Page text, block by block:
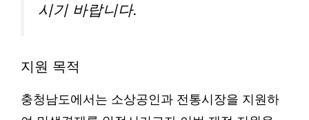
시기 바랍니다.
지원 목적
충청남도에서는 소상공인과 전통시장을 지원하